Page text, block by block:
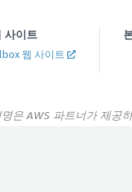
사이트
웹 사이트
은 AWS 파트너가 제공